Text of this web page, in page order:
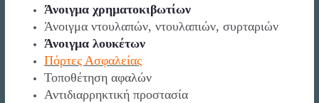
Άνοιγμα χρηματοκιβωτίων
Άνοιγμα ντουλαπών, ντουλαπιών, συρταριών
Άνοιγμα λουκέτων
Πόρτες Ασφαλείας
Τοποθέτηση αφαλών
Αντιδιαρρηκτική προστασία